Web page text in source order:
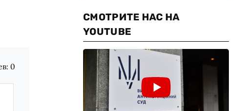
0
СМОТРИТЕ НАС НА
YOUTUBE